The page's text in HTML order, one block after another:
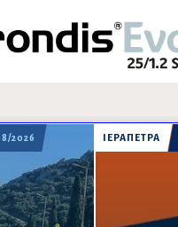
2026 ΙΕΡΑΠΕΤΡΑ